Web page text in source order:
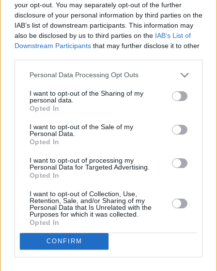
your opt-out. You may separately opt-out of the further
disclosure of your personal information by third parties on the
IAB’s list of downstream participants. This information may
also be disclosed by us to third parties on the IAB’s List of
Downstream Participants that may further disclose it to other
Personal Data Processing Opt Outs
I want to opt-out of the Sharing of my
personal data.
Opted In
I want to opt-out of the Sale of my
Personal Data.
Opted In
I want to opt-out of processing my
Personal Data for Targeted Advertising.
Opted In
I want to opt-out of Collection, Use,
Retention, Sale, and/or Sharing of my
Personal Data that Is Unrelated with the
Purposes for which it was collected.
Opted In
CONFIRM
Academy, καθώς και εξειδικευμένα trainings για
σκιαγραφικά μέσα συνέβαλαν στην επιμόρφωση των
επαγγελματιών υγείας.
Παράλληλα, ενημερωτικές καμπάνιες για πρόληψη